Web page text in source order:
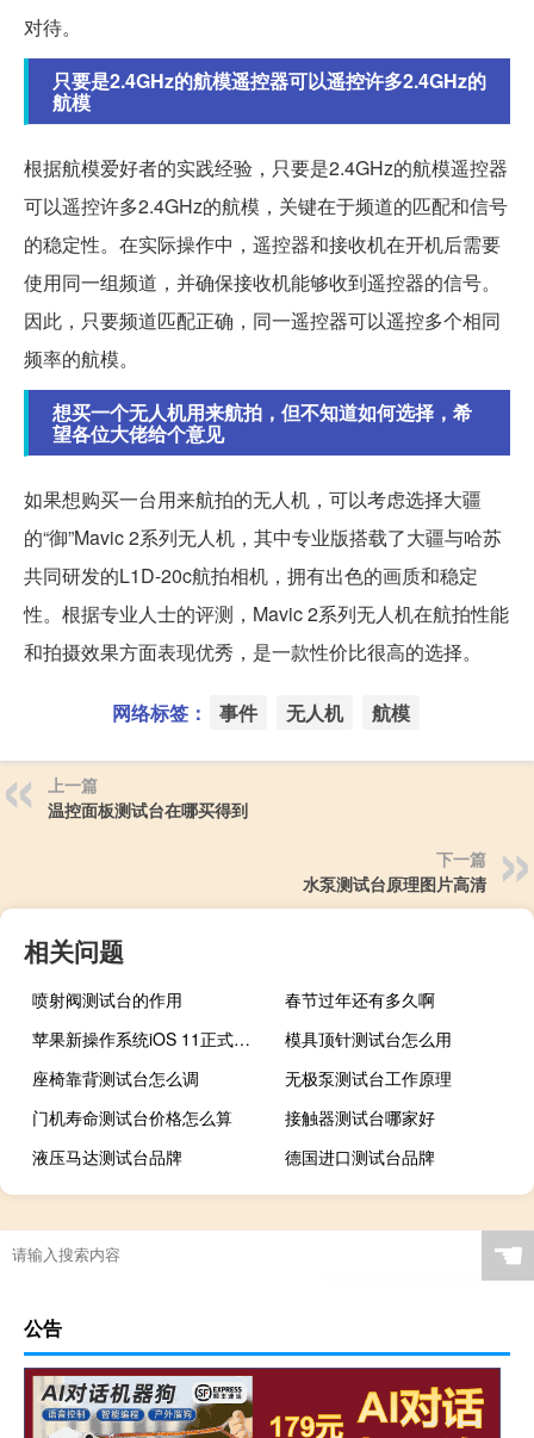
对待。
只要是2.4GHz的航模遥控器可以遥控许多2.4GHz的
航模
根据航模爱好者的实践经验，只要是2.4GHz的航模遥控器
可以遥控许多2.4GHz的航模，关键在于频道的匹配和信号
的稳定性。在实际操作中，遥控器和接收机在开机后需要
使用同一组频道，并确保接收机能够收到遥控器的信号。
因此，只要频道匹配正确，同一遥控器可以遥控多个相同
频率的航模。
想买一个无人机用来航拍，但不知道如何选择，希
望各位大佬给个意见
如果想购买一台用来航拍的无人机，可以考虑选择大疆
的“御”Mavic 2系列无人机，其中专业版搭载了大疆与哈苏
共同研发的L1D-20c航拍相机，拥有出色的画质和稳定
性。根据专业人士的评测，Mavic 2系列无人机在航拍性能
和拍摄效果方面表现优秀，是一款性价比很高的选择。
网络标签： 事件 无人机 航模
上一篇
温控面板测试台在哪买得到
下一篇
水泵测试台原理图片高清
相关问题
喷射阀测试台的作用
春节过年还有多久啊
苹果新操作系统iOS 11正式发布 用户可以在他们的苹果设备上安装它
模具顶针测试台怎么用
座椅靠背测试台怎么调
无极泵测试台工作原理
门机寿命测试台价格怎么算
接触器测试台哪家好
液压马达测试台品牌
德国进口测试台品牌
☚
公告